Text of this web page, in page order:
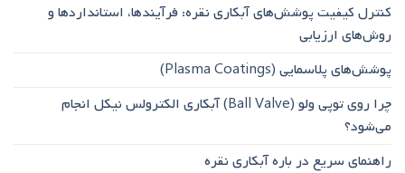
کنترل کیفیت پوشش‌های آبکاری نقره: فرآیندها، استانداردها و
روش‌های ارزیابی
پوشش‌های پلاسمایی (Plasma Coatings)
چرا روی توپی‌ ولو (Ball Valve) آبکاری الکترولس نیکل انجام
می‌شود؟
راهنمای سریع در باره آبکاری نقره